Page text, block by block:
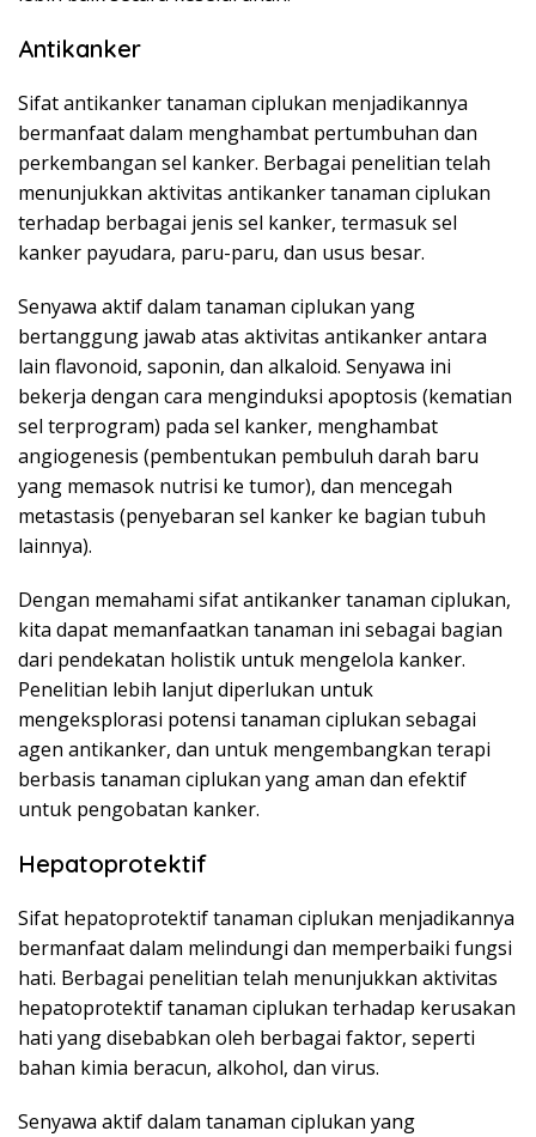
Antikanker
Sifat antikanker tanaman ciplukan menjadikannya
bermanfaat dalam menghambat pertumbuhan dan
perkembangan sel kanker. Berbagai penelitian telah
menunjukkan aktivitas antikanker tanaman ciplukan
terhadap berbagai jenis sel kanker, termasuk sel
kanker payudara, paru-paru, dan usus besar.
Senyawa aktif dalam tanaman ciplukan yang
bertanggung jawab atas aktivitas antikanker antara
lain flavonoid, saponin, dan alkaloid. Senyawa ini
bekerja dengan cara menginduksi apoptosis (kematian
sel terprogram) pada sel kanker, menghambat
angiogenesis (pembentukan pembuluh darah baru
yang memasok nutrisi ke tumor), dan mencegah
metastasis (penyebaran sel kanker ke bagian tubuh
lainnya).
Dengan memahami sifat antikanker tanaman ciplukan,
kita dapat memanfaatkan tanaman ini sebagai bagian
dari pendekatan holistik untuk mengelola kanker.
Penelitian lebih lanjut diperlukan untuk
mengeksplorasi potensi tanaman ciplukan sebagai
agen antikanker, dan untuk mengembangkan terapi
berbasis tanaman ciplukan yang aman dan efektif
untuk pengobatan kanker.
Hepatoprotektif
Sifat hepatoprotektif tanaman ciplukan menjadikannya
bermanfaat dalam melindungi dan memperbaiki fungsi
hati. Berbagai penelitian telah menunjukkan aktivitas
hepatoprotektif tanaman ciplukan terhadap kerusakan
hati yang disebabkan oleh berbagai faktor, seperti
bahan kimia beracun, alkohol, dan virus.
Senyawa aktif dalam tanaman ciplukan yang